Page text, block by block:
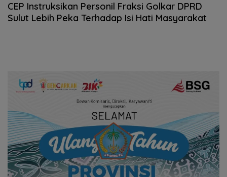
CEP Instruksikan Personil Fraksi Golkar DPRD
Sulut Lebih Peka Terhadap Isi Hati Masyarakat